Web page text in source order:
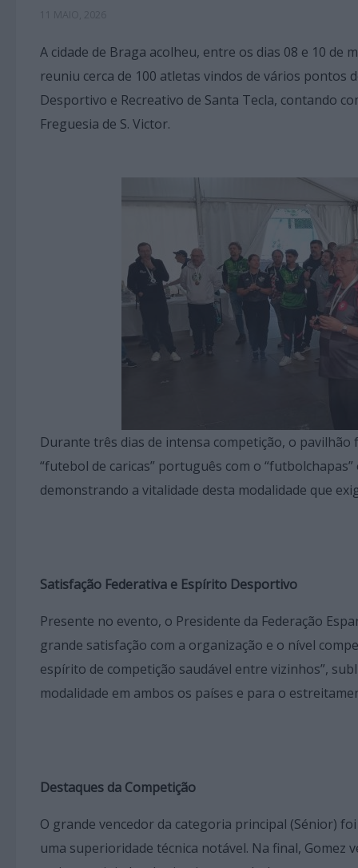
A cidade de Braga acolheu, entre os dias 08 e 10 de
reuniu cerca de 100 atletas vindos de vários pontos
Desportivo e Recreativo de Santa Tecla, contando
Freguesia de S. Victor.
Durante três dias de intensa competição, o
“futebol de caricas” português com o
demonstrando a vitalidade desta modalidade que
Satisfação Federativa e Espírito Desportivo
Presente no evento, o Presidente da Federação
grande satisfação com a organização e o nível
espírito de competição saudável entre vizinhos”,
modalidade em ambos os países e para o
Destaques da Competição
O grande vencedor da categoria principal (Sénior)
uma superioridade técnica notável. Na final, Gomez